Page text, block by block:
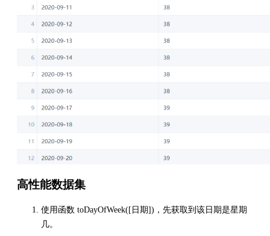
高性能数据集
使用函数 toDayOfWeek([日期])，先获取到该日期是星期
几。